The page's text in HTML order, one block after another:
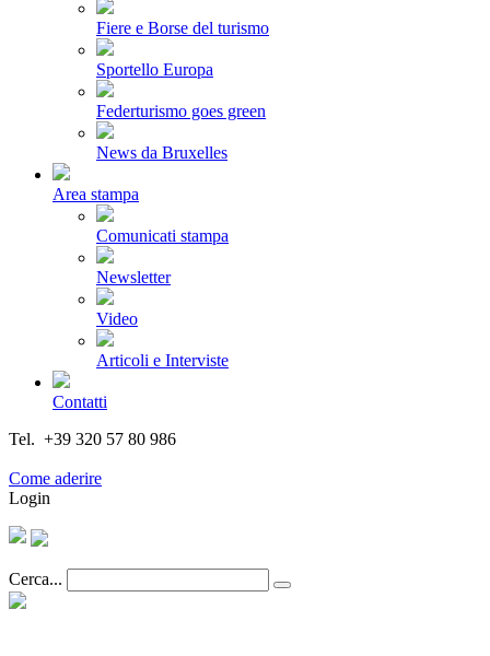
Fiere e Borse del turismo
Sportello Europa
Federturismo goes green
News da Bruxelles
Area stampa
Comunicati stampa
Newsletter
Video
Articoli e Interviste
Contatti
Tel. +39 320 57 80 986
Come aderire
Login
Cerca...